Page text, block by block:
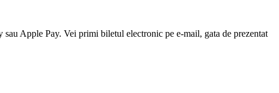
Apple Pay. Vei primi biletul electronic pe e-mail, gata de prezentat